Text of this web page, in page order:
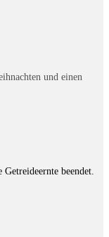
und einen
beendet.